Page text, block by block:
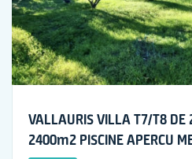
VALLAURIS VILLA T7/T8 DE
2400m2 PISCINE APERCU